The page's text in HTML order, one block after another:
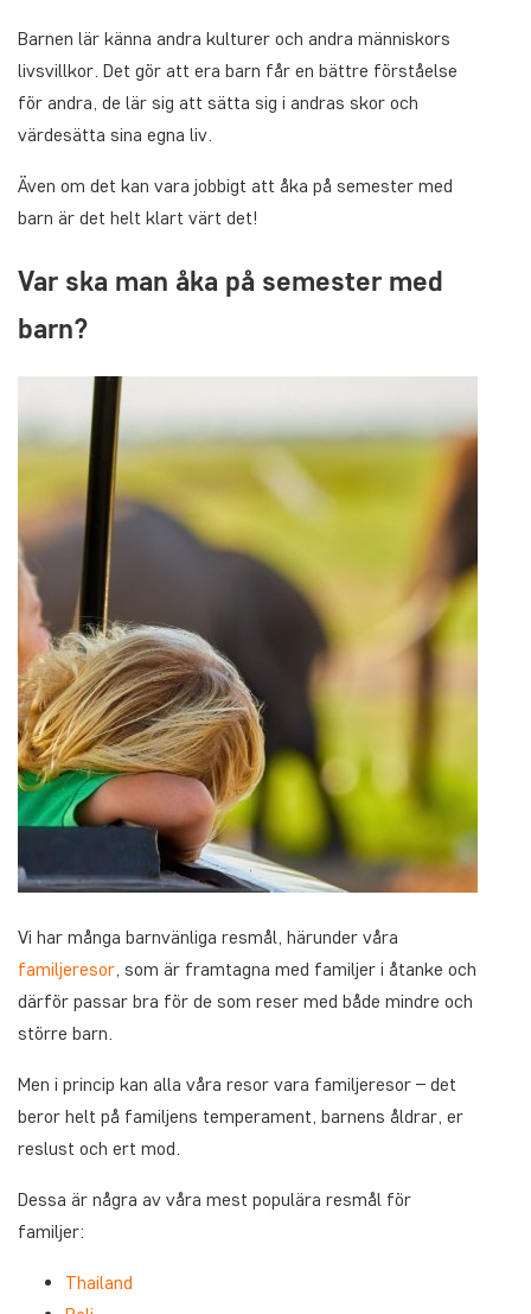
Barnen lär känna andra kulturer och andra människors
livsvillkor. Det gör att era barn får en bättre förståelse
för andra, de lär sig att sätta sig i andras skor och
värdesätta sina egna liv.
Även om det kan vara jobbigt att åka på semester med
barn är det helt klart värt det!
Var ska man åka på semester med
barn?
Vi har många barnvänliga resmål, härunder våra
familjeresor , som är framtagna med familjer i åtanke och
därför passar bra för de som reser med både mindre och
större barn.
Men i princip kan alla våra resor vara familjeresor – det
beror helt på familjens temperament, barnens åldrar, er
reslust och ert mod.
Dessa är några av våra mest populära resmål för
familjer:
Thailand